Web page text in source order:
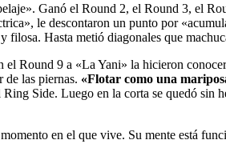
Ganó el Round 2, el Round 3, el
le descontaron un punto por
filosa. Hasta metió diagonales que
Round 9 a «La Yani» la hicieron
de las piernas. «Flotar como una
Side. Luego en la corta se quedó sin
en el que vive. Su mente está